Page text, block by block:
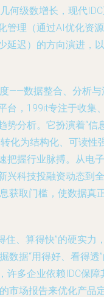
何级数增长，现代
管理（通过AI优化资源
延迟）的方向演进，以
——数据整合、分析与
台，199it专注于收集
势分析。它扮演着“信
化为结构化、可读性
把握行业脉搏。从电子
兴科技投融资动态到全
获取门槛，使数据真
住、算得快”的硬实力
数据“用得好、看得透
许多企业依赖IDC保障
市场报告来优化产品